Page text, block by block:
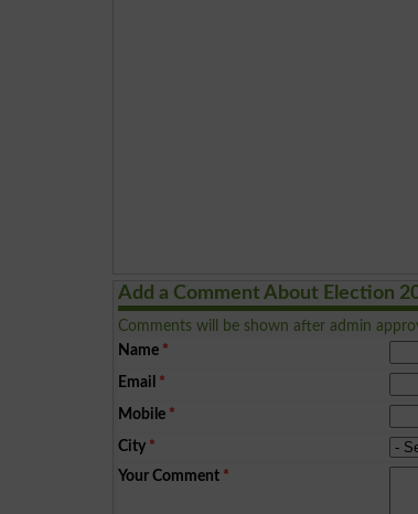
Add a Comment About Election
Comments will be shown after admin
Name *
Email *
Mobile *
City *
Your Comment *